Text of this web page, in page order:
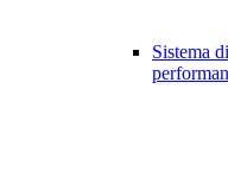
Sistema